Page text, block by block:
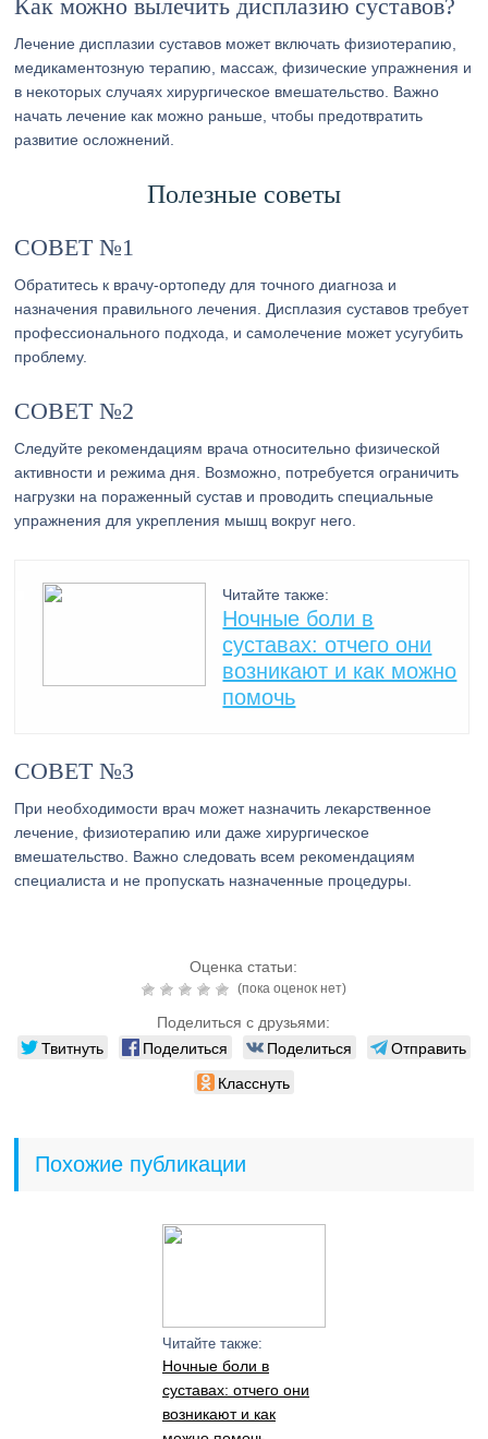
Как можно вылечить дисплазию суставов?
Лечение дисплазии суставов может включать физиотерапию,
медикаментозную терапию, массаж, физические упражнения и
в некоторых случаях хирургическое вмешательство. Важно
начать лечение как можно раньше, чтобы предотвратить
развитие осложнений.
Полезные советы
СОВЕТ №1
Обратитесь к врачу-ортопеду для точного диагноза и
назначения правильного лечения. Дисплазия суставов требует
профессионального подхода, и самолечение может усугубить
проблему.
СОВЕТ №2
Следуйте рекомендациям врача относительно физической
активности и режима дня. Возможно, потребуется ограничить
нагрузки на пораженный сустав и проводить специальные
упражнения для укрепления мышц вокруг него.
Читайте также:
Ночные боли в
суставах: отчего они
возникают и как можно
помочь
СОВЕТ №3
При необходимости врач может назначить лекарственное
лечение, физиотерапию или даже хирургическое
вмешательство. Важно следовать всем рекомендациям
специалиста и не пропускать назначенные процедуры.
Оценка статьи:
(пока оценок нет)
Поделиться с друзьями:
Твитнуть Поделиться Поделиться
Отправить
Класснуть
Похожие публикации
Читайте также:
Ночные боли в
суставах: отчего они
возникают и как